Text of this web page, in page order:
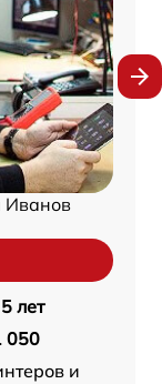
Иванов
5 лет
050
и